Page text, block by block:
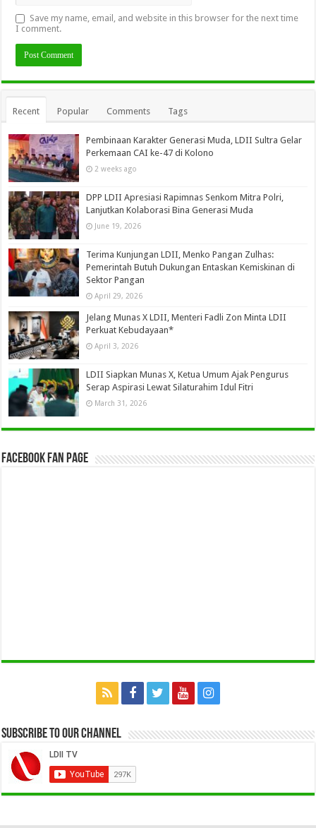
Save my name, email, and website in this browser for the next time
I comment.
Recent Popular Comments Tags
Pembinaan Karakter Generasi Muda, LDII Sultra Gelar
Perkemaan CAI ke-47 di Kolono
2 weeks ago
DPP LDII Apresiasi Rapimnas Senkom Mitra Polri,
Lanjutkan Kolaborasi Bina Generasi Muda
June 19, 2026
Terima Kunjungan LDII, Menko Pangan Zulhas:
Pemerintah Butuh Dukungan Entaskan Kemiskinan di
Sektor Pangan
April 29, 2026
Jelang Munas X LDII, Menteri Fadli Zon Minta LDII
Perkuat Kebudayaan*
April 3, 2026
LDII Siapkan Munas X, Ketua Umum Ajak Pengurus
Serap Aspirasi Lewat Silaturahim Idul Fitri
March 31, 2026
Facebook Fan Page
Subscribe to our Channel